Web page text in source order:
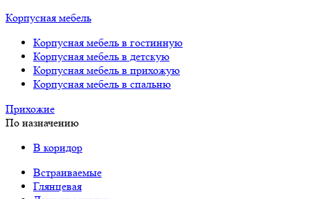
Корпусная мебель
Корпусная мебель в гостинную
Корпусная мебель в детскую
Корпусная мебель в прихожую
Корпусная мебель в спальню
Прихожие
По назначению
В коридор
Встраиваемые
Глянцевая